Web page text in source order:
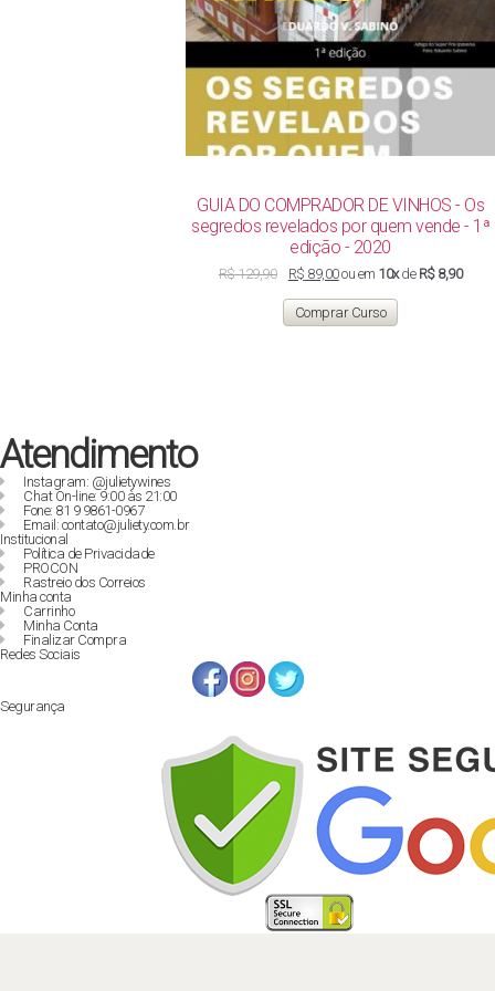
GUIA DO COMPRADOR DE VINHOS - Os
segredos revelados por quem vende - 1ª
edição - 2020
R$129,90
original
era:
R$ 129,90.
R$ 89,00O
atual
é:
R$ 89,00.
ou em 10xde R$ 8,90
Comprar Curso
Atendimento
Instagram: @julietywines
Chat On-line: 9:00 às 21:00
Fone: 81 9 9861-0967
Email: contato@juliety.com.br
Institucional
Política de Privacidade
PROCON
Rastreio dos Correios
Minha conta
Carrinho
Minha Conta
Finalizar Compra
Redes Sociais
Segurança